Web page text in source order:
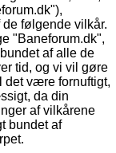
følgende vilkår.
"Baneforum.dk",
af alle de
tid, og vi vil gøre
det være fornuftigt,
da din
af vilkårene
bundet af